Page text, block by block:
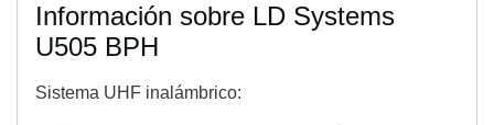
Información sobre LD Systems
U505 BPH
Sistema UHF inalámbrico: